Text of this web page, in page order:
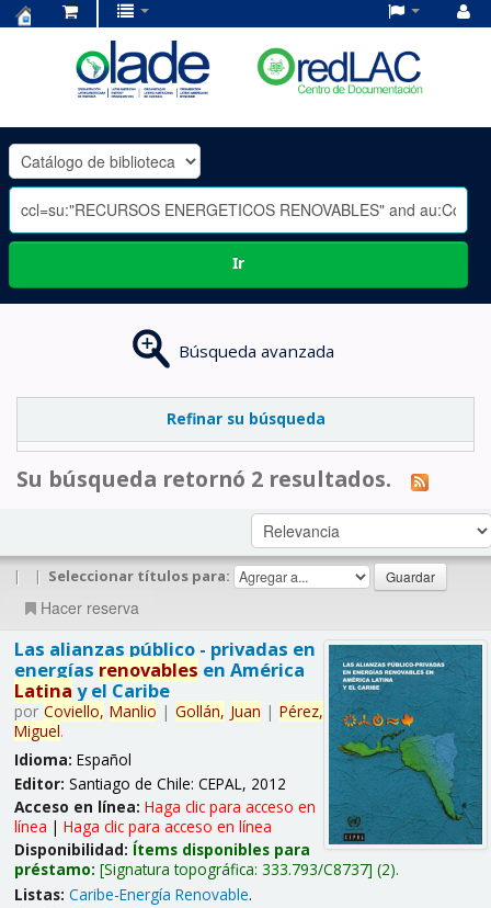
OLADE
-
Ir
Búsqueda avanzada
Refinar su búsqueda
Su búsqueda retornó 2 resultados.
| | Seleccionar títulos para:
Hacer reserva
Las alianzas público - privadas en
energías renovables en América
Latina y el Caribe
por Coviello, Manlio | Gollán, Juan | Pérez,
Miguel.
Idioma: Español
Editor: Santiago de Chile: CEPAL, 2012
Acceso en línea: Haga clic para acceso en
línea | Haga clic para acceso en línea
Disponibilidad: Ítems disponibles para
préstamo: Signatura topográfica: 333.793/C8737 (2).
Listas: Caribe-Energía Renovable.